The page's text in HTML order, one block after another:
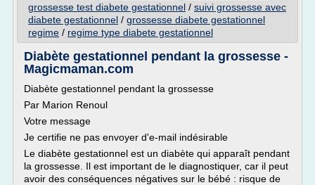
grossesse test diabete gestationnel / suivi grossesse avec
diabete gestationnel / grossesse diabete gestationnel
regime / regime type diabete gestationnel
Diabète gestationnel pendant la grossesse -
Magicmaman.com
Diabète gestationnel pendant la grossesse
Par Marion Renoul
Votre message
Je certifie ne pas envoyer d'e-mail indésirable
Le diabète gestationnel est un diabète qui apparaît pendant
la grossesse. Il est important de le diagnostiquer, car il peut
avoir des conséquences négatives sur le bébé : risque de